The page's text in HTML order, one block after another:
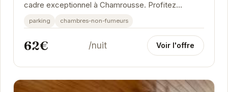
cadre exceptionnel à Chamrousse. Profitez
d'appartements confortables et bien équipés, avec
un...
parking chambres-non-fumeurs
62€ /nuit Voir l'offre